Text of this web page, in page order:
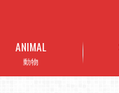
動物
ANIMAL